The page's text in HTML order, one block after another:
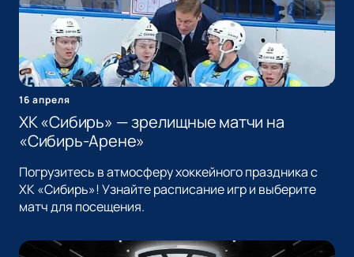
16 апреля
ХК «Сибирь» — зрелищные матчи на
«Сибирь-Арене»
Погрузитесь в атмосферу хоккейного праздника с
ХК «Сибирь»! Узнайте расписание игр и выберите
матч для посещения.